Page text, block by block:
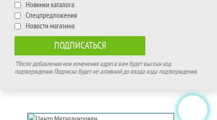
Новинки каталога
Спецпредложения
Новости магазина
*После добавления или изменения адреса вам будет выслан код
подтверждения. Подписка будет не активной до ввода кода подтверждения.